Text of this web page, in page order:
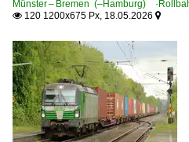
Münster – Bremen (–Hamburg)
 120 1200x675 Px, 18.05.2026 